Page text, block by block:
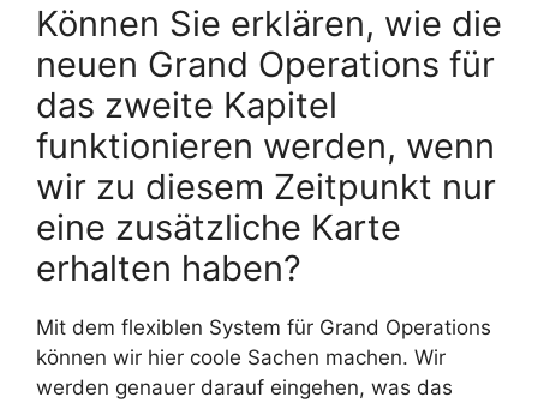
Können Sie erklären, wie die
neuen Grand Operations für
das zweite Kapitel
funktionieren werden, wenn
wir zu diesem Zeitpunkt nur
eine zusätzliche Karte
erhalten haben?
Mit dem flexiblen System für Grand Operations
können wir hier coole Sachen machen. Wir
werden genauer darauf eingehen, was das